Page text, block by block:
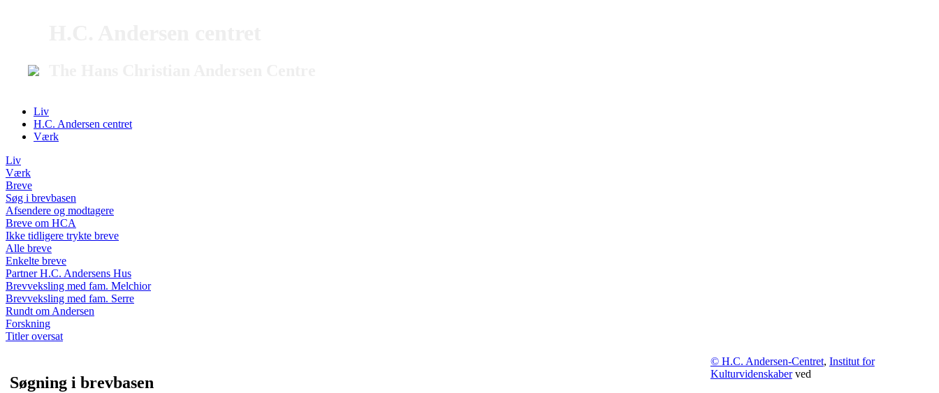
Liv
H.C. Andersen centret
Værk
Liv
Værk
Breve
Søg i brevbasen
Afsendere og modtagere
Breve om HCA
Ikke tidligere trykte breve
Alle breve
Enkelte breve
Partner H.C. Andersens Hus
Brevveksling med fam. Melchior
Brevveksling med fam. Serre
Rundt om Andersen
Forskning
Titler oversat
Søgning i brevbasen
© H.C. Andersen-Centret, Institut for
Kulturvidenskaberved